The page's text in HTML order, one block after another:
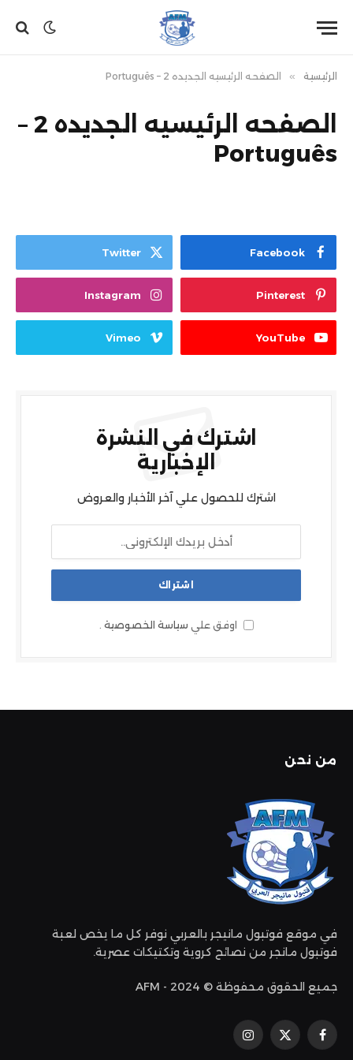
الرئيسية » الصفحه الرئيسيه الجديده 2 – Português
الصفحه الرئيسيه الجديده 2 –
Português
Facebook
Twitter
Pinterest
Instagram
YouTube
Vimeo
اشترك في النشرة
الإخبارية
اشترك للحصول علي آخر الأخبار والعروض
اوفق علي سياسة الخصوصية .
من نحن
في موقع فوتبول مانيجر بالعربي نوفر كل ما يخص لعبة
فوتبول مانجر من نصائح كروية وتكتيكات عصرية.
جميع الحقوق محفوظة © 2024 - AFM
فيسبوكإكس
الانستغرام